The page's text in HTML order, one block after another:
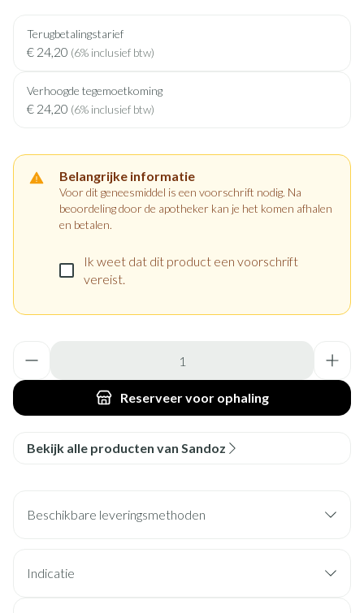
Terugbetalingstarief
€ 24,20 (6% inclusief btw)
Verhoogde tegemoetkoming
€ 24,20 (6% inclusief btw)
Belangrijke informatie
Voor dit geneesmiddel is een voorschrift nodig. Na
beoordeling door de apotheker kan je het komen afhalen
en betalen.
Ik weet dat dit product een voorschrift
vereist.
Reserveervoor ophaling
Bekijk alle producten van Sandoz
Beschikbare leveringsmethoden
Indicatie